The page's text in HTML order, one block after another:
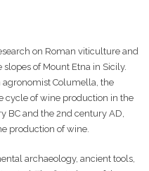
on Roman viticulture and
of Mount Etna in Sicily.
Columella, the
cycle of wine production in the
BC and the 2nd century AD,
production of wine.
archaeology, ancient tools,